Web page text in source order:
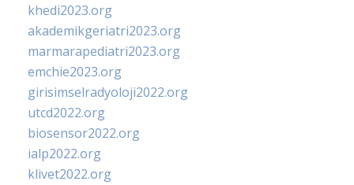
khedi2023.org
akademikgeriatri2023.org
marmarapediatri2023.org
emchie2023.org
girisimselradyoloji2022.org
utcd2022.org
biosensor2022.org
ialp2022.org
klivet2022.org